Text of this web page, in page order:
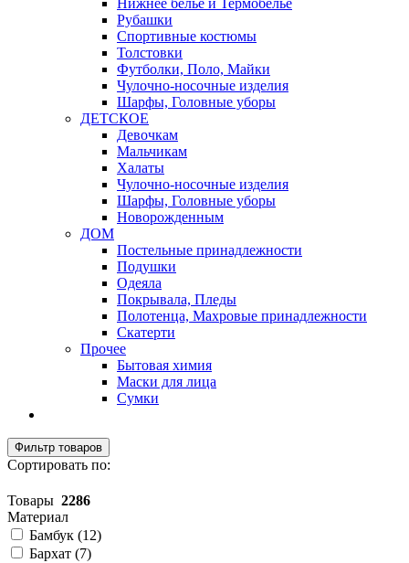
Нижнее бельё и Термобельё
Рубашки
Спортивные костюмы
Толстовки
Футболки, Поло, Майки
Чулочно-носочные изделия
Шарфы, Головные уборы
ДЕТСКОЕ
Девочкам
Мальчикам
Халаты
Чулочно-носочные изделия
Шарфы, Головные уборы
Новорожденным
ДОМ
Постельные принадлежности
Подушки
Одеяла
Покрывала, Пледы
Полотенца, Махровые принадлежности
Скатерти
Прочее
Бытовая химия
Маски для лица
Сумки
Фильтр товаров
Сортировать по:
Товары 2286
Материал
Бамбук (12)
Бархат (7)